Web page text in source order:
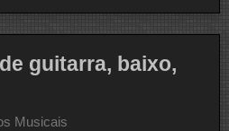
guitarra, baixo,
Musicais